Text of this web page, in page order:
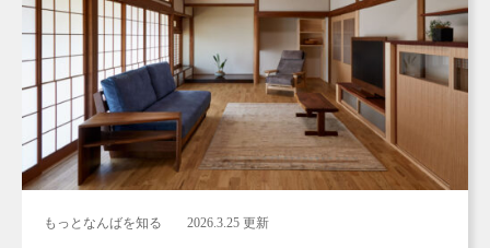
もっとなんばを知る 2026.3.25 更新